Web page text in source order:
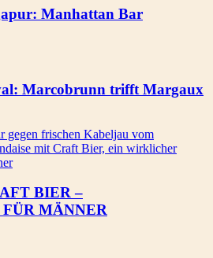
Manhattan Bar
Marcobrunn trifft Margaux
BIER –
MÄNNER